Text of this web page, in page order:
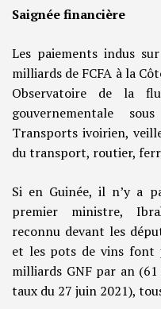
Saignée financière
Les paiements indus
milliards de FCFA à la
Observatoire de la
gouvernementale
Transports ivoirien,
du transport, routier,
Si en Guinée, il n’y a
premier ministre,
reconnu devant les
et les pots de vins font
milliards GNF par an
taux du 27 juin 2021),